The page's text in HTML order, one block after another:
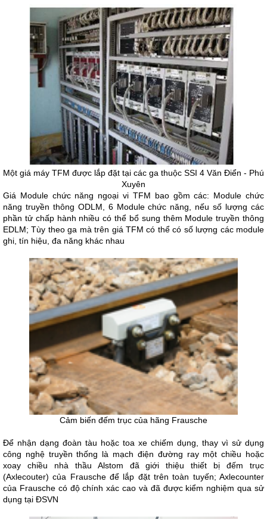
Một giá máy TFM được lắp đặt tại các ga thuộc SSI 4 Văn Điển - Phú
Xuyên
Giá Module chức năng ngoại vi TFM bao gồm các: Module chức
năng truyền thông ODLM, 6 Module chức năng, nếu số lượng các
phần tử chấp hành nhiều có thể bổ sung thêm Module truyền thông
EDLM; Tùy theo ga mà trên giá TFM có thể có số lượng các module
ghi, tín hiệu, đa năng khác nhau
Cảm biến đếm trục của hãng Frausche
Để nhận dạng đoàn tàu hoặc toa xe chiếm dụng, thay vì sử dụng
công nghệ truyền thống là mạch điện đường ray một chiều hoặc
xoay chiều nhà thầu Alstom đã giới thiệu thiết bị đếm trục
(Axlecouter) của Frausche để lắp đặt trên toàn tuyến; Axlecounter
của Frausche có độ chính xác cao và đã được kiểm nghiệm qua sử
dụng tại ĐSVN